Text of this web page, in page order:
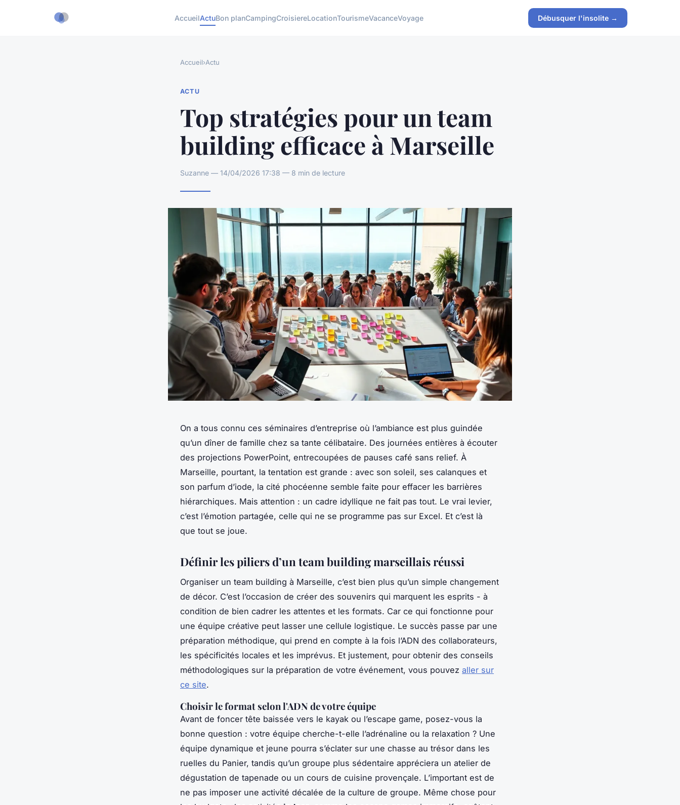
AccueilActuBon planCampingCroisiereLocationTourismeVacanceVoyage Débusquer l'insolite →
Accueil›Actu
ACTU
Top stratégies pour un team
building efficace à Marseille
Suzanne — 14/04/2026 17:38 — 8 min de lecture
On a tous connu ces séminaires d’entreprise où l’ambiance est plus guindée
qu’un dîner de famille chez sa tante célibataire. Des journées entières à écouter
des projections PowerPoint, entrecoupées de pauses café sans relief. À
Marseille, pourtant, la tentation est grande : avec son soleil, ses calanques et
son parfum d’iode, la cité phocéenne semble faite pour effacer les barrières
hiérarchiques. Mais attention : un cadre idyllique ne fait pas tout. Le vrai levier,
c’est l’émotion partagée, celle qui ne se programme pas sur Excel. Et c’est là
que tout se joue.
Définir les piliers d’un team building marseillais réussi
Organiser un team building à Marseille, c’est bien plus qu’un simple changement
de décor. C’est l’occasion de créer des souvenirs qui marquent les esprits - à
condition de bien cadrer les attentes et les formats. Car ce qui fonctionne pour
une équipe créative peut lasser une cellule logistique. Le succès passe par une
préparation méthodique, qui prend en compte à la fois l’ADN des collaborateurs,
les spécificités locales et les imprévus. Et justement, pour obtenir des conseils
méthodologiques sur la préparation de votre événement, vous pouvez aller sur
ce site.
Choisir le format selon l'ADN de votre équipe
Avant de foncer tête baissée vers le kayak ou l’escape game, posez-vous la
bonne question : votre équipe cherche-t-elle l’adrénaline ou la relaxation ? Une
équipe dynamique et jeune pourra s’éclater sur une chasse au trésor dans les
ruelles du Panier, tandis qu’un groupe plus sédentaire appréciera un atelier de
dégustation de tapenade ou un cours de cuisine provençale. L’important est de
ne pas imposer une activité décalée de la culture de groupe. Même chose pour